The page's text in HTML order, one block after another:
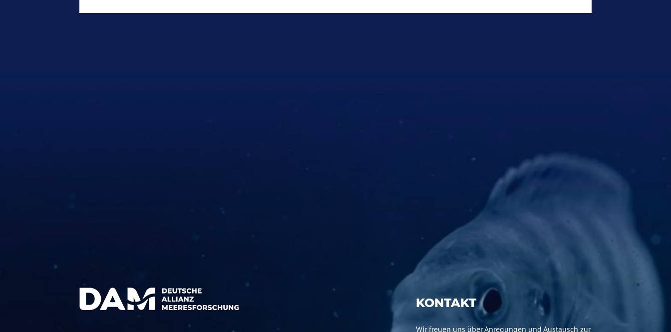
KONTAKT
Wir freuen uns über Anregungen und Austausch zur